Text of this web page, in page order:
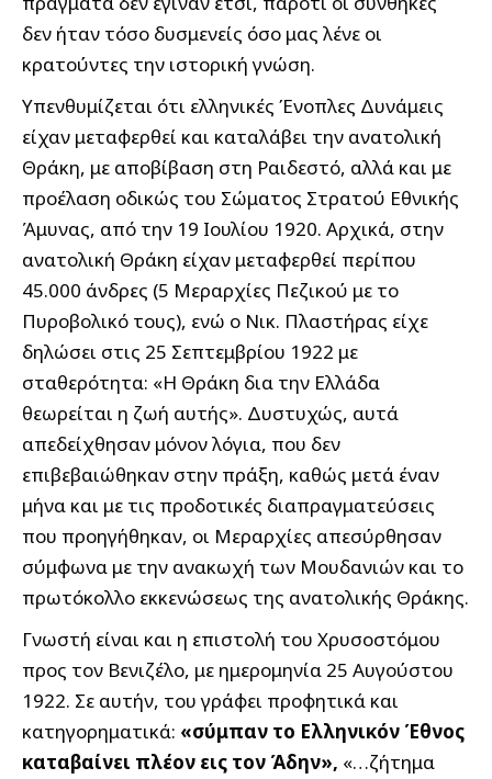
δεν ήταν τόσο δυσμενείς όσο μας λένε οι
κρατούντες την ιστορική γνώση.
Υπενθυμίζεται ότι ελληνικές Ένοπλες Δυνάμεις
είχαν μεταφερθεί και καταλάβει την ανατολική
Θράκη, με αποβίβαση στη Ραιδεστό, αλλά και με
προέλαση οδικώς του Σώματος Στρατού Εθνικής
Άμυνας, από την 19 Ιουλίου 1920. Αρχικά, στην
ανατολική Θράκη είχαν μεταφερθεί περίπου
45.000 άνδρες (5 Μεραρχίες Πεζικού με το
Πυροβολικό τους), ενώ ο Νικ. Πλαστήρας είχε
δηλώσει στις 25 Σεπτεμβρίου 1922 με
σταθερότητα: «Η Θράκη δια την Ελλάδα
θεωρείται η ζωή αυτής». Δυστυχώς, αυτά
απεδείχθησαν μόνον λόγια, που δεν
επιβεβαιώθηκαν στην πράξη, καθώς μετά έναν
μήνα και με τις προδοτικές διαπραγματεύσεις
που προηγήθηκαν, οι Μεραρχίες απεσύρθησαν
σύμφωνα με την ανακωχή των Μουδανιών και το
πρωτόκολλο εκκενώσεως της ανατολικής Θράκης.
Γνωστή είναι και η επιστολή του Χρυσοστόμου
προς τον Βενιζέλο, με ημερομηνία 25 Αυγούστου
1922. Σε αυτήν, του γράφει προφητικά και
κατηγορηματικά: «σύμπαν το Ελληνικόν Έθνος
καταβαίνει πλέον εις τον Άδην», «…ζήτημα